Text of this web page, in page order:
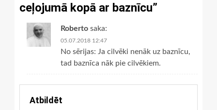
ceļojumā kopā ar baznīcu”
Roberto saka:
05.07.2018 12:47
No sērijas: Ja cilvēki nenāk uz baznīcu,
tad baznīca nāk pie cilvēkiem.
Atbildēt